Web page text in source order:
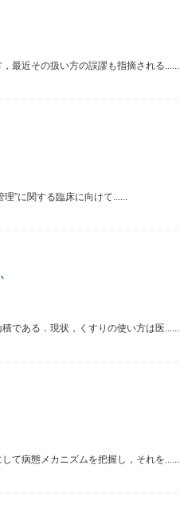
最近その扱い方の誤謬も指摘される......
理”に関する臨床に向けて......
である．現状，くすりの使い方は医......
て病態メカニズムを把握し，それを......